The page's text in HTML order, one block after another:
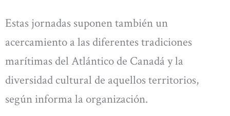
Estas jornadas suponen también un
acercamiento a las diferentes tradiciones
marítimas del Atlántico de Canadá y la
diversidad cultural de aquellos territorios,
según informa la organización.